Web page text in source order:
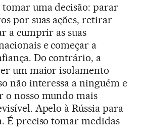
tomar uma decisão: parar
por suas ações, retirar
a cumprir as suas
e começar a
Do contrário, a
um maior isolamento
não interessa a ninguém e
o nosso mundo mais
Apelo à Rússia para
É preciso tomar medidas